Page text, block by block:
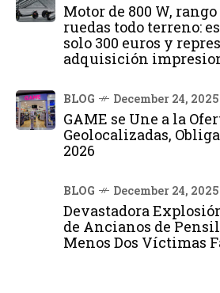
Motor de 800 W,
ruedas todo terreno:
solo 300 euros y
adquisición
BLOG December 24, 2025
GAME se Une a la
Geolocalizadas,
2026
BLOG December 24, 2025
Devastadora
de Ancianos de
Menos Dos Víctimas